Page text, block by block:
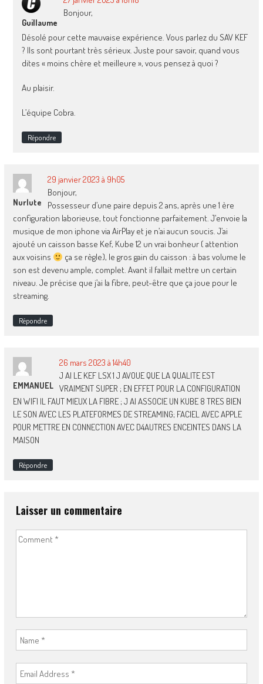
Guillaume
Bonjour,
Désolé pour cette mauvaise expérience. Vous parlez du SAV KEF
? Ils sont pourtant très sérieux. Juste pour savoir, quand vous
dites « moins chère et meilleure », vous pensez à quoi ?
Au plaisir.
L’équipe Cobra.
Répondre
Nurlute
29 janvier 2023 à 9h05
Bonjour,
Possesseur d’une paire depuis 2 ans, après une 1 ère
configuration laborieuse, tout fonctionne parfaitement. J’envoie la
musique de mon iphone via AirPlay et je n’ai aucun soucis. J’ai
ajouté un caisson basse Kef, Kube 12 un vrai bonheur ( attention
aux voisins
ça se règle), le gros gain du caisson : à bas volume le
son est devenu ample, complet. Avant il fallait mettre un certain
niveau. Je précise que j’ai la fibre, peut-être que ça joue pour le
streaming.
Répondre
EMMANUEL
26 mars 2023 à 14h40
J AI LE KEF LSX 1 J AVOUE QUE LA QUALITE EST
VRAIMENT SUPER ; EN EFFET POUR LA CONFIGURATION
EN WIFI IL FAUT MIEUX LA FIBRE ; J AI ASSOCIE UN KUBE 8 TRES BIEN
LE SON AVEC LES PLATEFORMES DE STREAMING; FACIEL AVEC APPLE
POUR METTRE EN CONNECTION AVEC D4AUTRES ENCEINTES DANS LA
MAISON
Répondre
Laisser un commentaire